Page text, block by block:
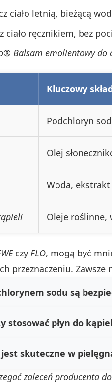
ciało letnią, bieżącą
ciało ręcznikiem, bez
Balsam emolientowy do
Kluczowy
Podchloryn
Olej
Woda,
Oleje roślinne,
czy FLO, mogą być
przeznaczeniu.
sodu są
stosować płyn do
skuteczne w
zaleceń producenta